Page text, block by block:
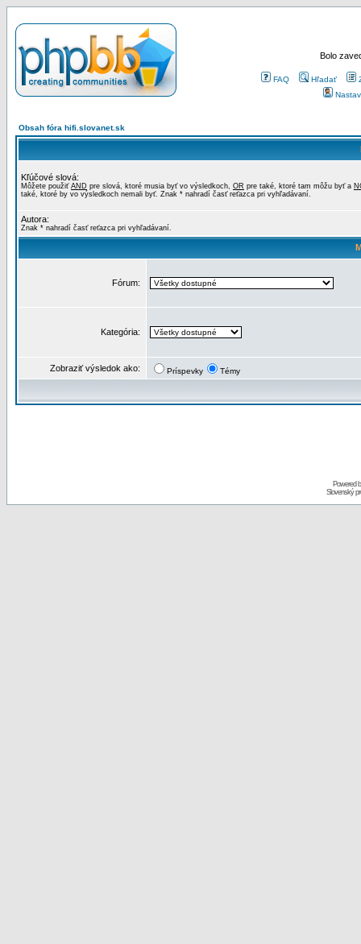
Bolo
FAQ Hľadať
Obsah fóra hifi.slovanet.sk
Kľúčové slová:
Môžete použiť AND pre slová, ktoré musia byť vo výsledkoch, OR pre také, ktoré tam môžu byť a
také, ktoré by vo výsledkoch nemali byť. Znak * nahradí časť reťazca pri vyhľadávaní.
Autora:
Znak * nahradí časť reťazca pri vyhľadávaní.
Fórum:
Kategória:
Zobraziť výsledok ako: Príspevky Témy
Powered
Slovenský